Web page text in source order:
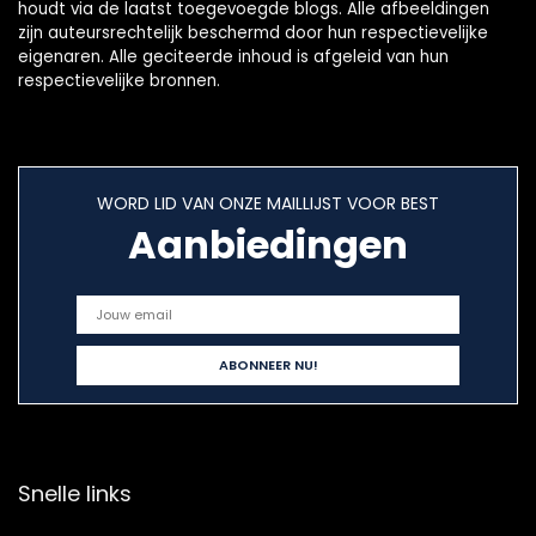
houdt via de laatst toegevoegde blogs. Alle afbeeldingen
zijn auteursrechtelijk beschermd door hun respectievelijke
eigenaren. Alle geciteerde inhoud is afgeleid van hun
respectievelijke bronnen.
WORD LID VAN ONZE MAILLIJST VOOR BEST
Aanbiedingen
Snelle links